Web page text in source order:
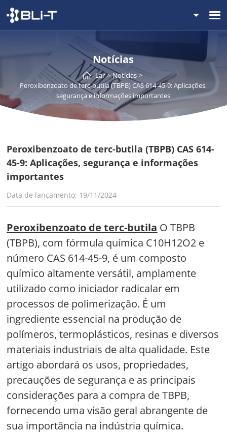
Notícias
Lar
Notícias
Peroxibenzoato de terc-butila (TBPB) CAS 614-45-9: Aplicações,
segurança e informações importantes
Peroxibenzoato de terc-butila (TBPB) CAS 614-
45-9: Aplicações, segurança e informações
importantes
Data de lançamento: 19/11/2024
Peroxibenzoato de terc-butila O TBPB
(TBPB), com fórmula química C10H12O2 e
número CAS 614-45-9, é um composto
químico altamente versátil, amplamente
utilizado como iniciador radicalar em
processos de polimerização. É um
ingrediente essencial na produção de
polímeros, termoplásticos, resinas e diversos
materiais industriais de alta qualidade. Este
artigo abordará os usos, propriedades,
precauções de segurança e as principais
considerações para a compra de TBPB,
fornecendo uma visão geral abrangente de
sua importância na indústria química.